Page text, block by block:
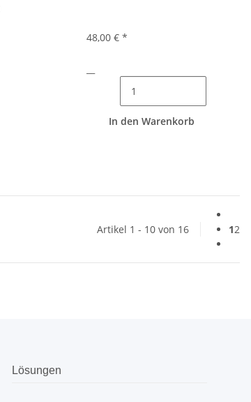
48,00 € *
In den Warenkorb
Artikel 1 - 10 von 16 12
Lösungen